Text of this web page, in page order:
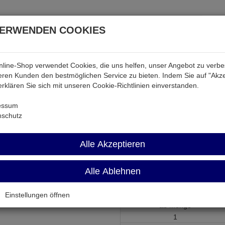
& Akkus Audio & Video Strom Tab &
Akkus
CR2032PCB
Lithium-Batterie 3,0Volt
1
COOKIES
Shop verwendet Cookies, die uns helfen, unser Angebot zu
Kunden den bestmöglichen Service zu bieten. Indem Sie auf
Sie sich mit unseren Cookie-Richtlinien einverstanden.
Alle Akzeptieren
Alle Ablehnen
Einstellungen öffnen